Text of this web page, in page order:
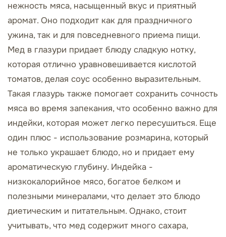
нежность мяса, насыщенный вкус и приятный
аромат. Оно подходит как для праздничного
ужина, так и для повседневного приема пищи.
Мед в глазури придает блюду сладкую нотку,
которая отлично уравновешивается кислотой
томатов, делая соус особенно выразительным.
Такая глазурь также помогает сохранить сочность
мяса во время запекания, что особенно важно для
индейки, которая может легко пересушиться. Еще
один плюс - использование розмарина, который
не только украшает блюдо, но и придает ему
ароматическую глубину. Индейка -
низкокалорийное мясо, богатое белком и
полезными минералами, что делает это блюдо
диетическим и питательным. Однако, стоит
учитывать, что мед содержит много сахара,